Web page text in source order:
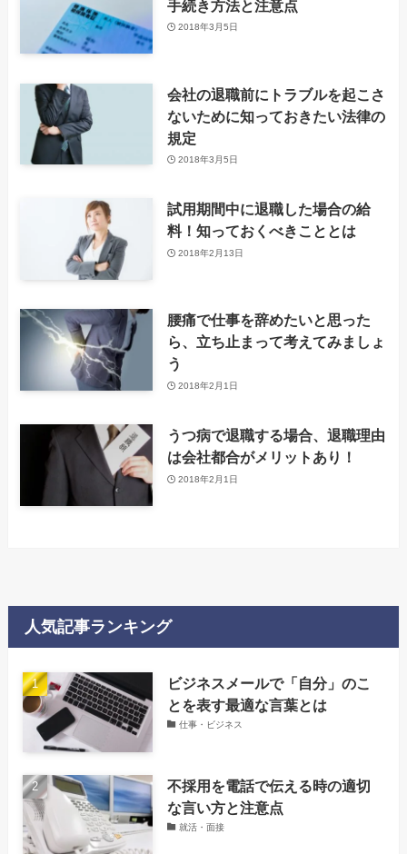
手続き方法と注意点
2018年3月5日
会社の退職前にトラブルを起こさ
ないために知っておきたい法律の
規定
2018年3月5日
試用期間中に退職した場合の給
料！知っておくべきこととは
2018年2月13日
腰痛で仕事を辞めたいと思った
ら、立ち止まって考えてみましょ
う
2018年2月1日
うつ病で退職する場合、退職理由
は会社都合がメリットあり！
2018年2月1日
人気記事ランキング
‌ビジネスメールで「自分」のこ
とを表す最適な言葉とは
仕事・ビジネス
不採用を電話で伝える時の適切
な言い方と注意点
就活・面接